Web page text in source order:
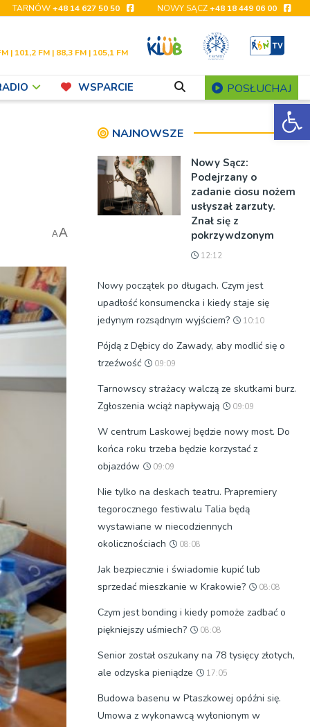
TARNÓW+48 14 627 50 50 NOWY SĄCZ+48 18 449 06 00
| 101,2 FM | 88,3 FM | 105,1 FM
WSPARCIE POSŁUCHAJ
AA
NAJNOWSZE
Nowy Sącz:
Podejrzany o
zadanie ciosu nożem
usłyszał zarzuty.
Znał się z
pokrzywdzonym
12:12
Nowy początek po długach. Czym jest
upadłość konsumencka i kiedy staje się
jedynym rozsądnym wyjściem?
10:10
Pójdą z Dębicy do Zawady, aby modlić się o
trzeźwość
09:09
Tarnowscy strażacy walczą ze skutkami burz.
Zgłoszenia wciąż napływają
09:09
W centrum Laskowej będzie nowy most. Do
końca roku trzeba będzie korzystać z
objazdów
09:09
Nie tylko na deskach teatru. Prapremiery
tegorocznego festiwalu Talia będą
wystawiane w niecodziennych
okolicznościach
08:08
Jak bezpiecznie i świadomie kupić lub
sprzedać mieszkanie w Krakowie?
08:08
Czym jest bonding i kiedy pomoże zadbać o
piękniejszy uśmiech?
08:08
Senior został oszukany na 78 tysięcy złotych,
ale odzyska pieniądze
17:05
Budowa basenu w Ptaszkowej opóźni się.
Umowa z wykonawcą wyłonionym w